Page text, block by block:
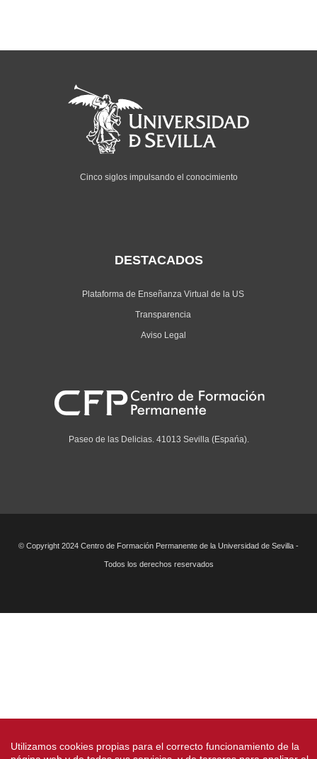
Cinco siglos impulsando el conocimiento
DESTACADOS
Plataforma de Enseñanza Virtual de la US
Transparencia
Aviso Legal
Paseo de las Delicias. 41013 Sevilla (Espańa).
© Copyright 2024 Centro de Formación Permanente de la Universidad de Sevilla -
Todos los derechos reservados
Utilizamos cookies propias para el correcto funcionamiento de la